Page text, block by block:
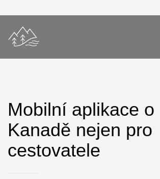
Mobilní aplikace o
Kanadě nejen pro
cestovatele